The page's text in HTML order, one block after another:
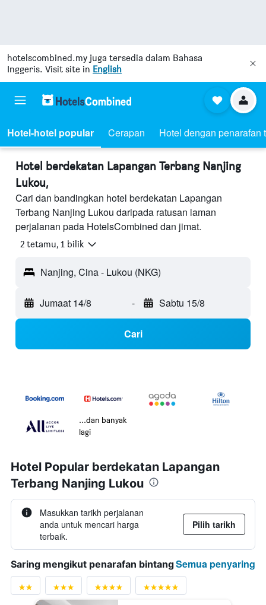
hotelscombined.my juga tersedia dalam Bahasa
Inggeris. Visit site in English
Hotel-hotel popular Cerapan Hotel dengan penarafan
Hotel berdekatan Lapangan Terbang Nanjing
Lukou,
Cari dan bandingkan hotel berdekatan Lapangan
Terbang Nanjing Lukou daripada ratusan laman
perjalanan pada HotelsCombined dan jimat.
2 tetamu, 1 bilik
Nanjing, Cina - Lukou (NKG)
Jumaat 14/8 - Sabtu 15/8
Cari
...dan banyak
lagi
Hotel Popular berdekatan Lapangan
Terbang Nanjing Lukou
Masukkan tarikh perjalanan
anda untuk mencari harga
terbaik.
Pilih tarikh
Saring mengikut penarafan bintangSemua penyaring